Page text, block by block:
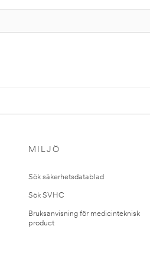
MILJÖ
Sök säkerhetsdatablad
Sök SVHC
Bruksanvisning för medicinteknisk
product